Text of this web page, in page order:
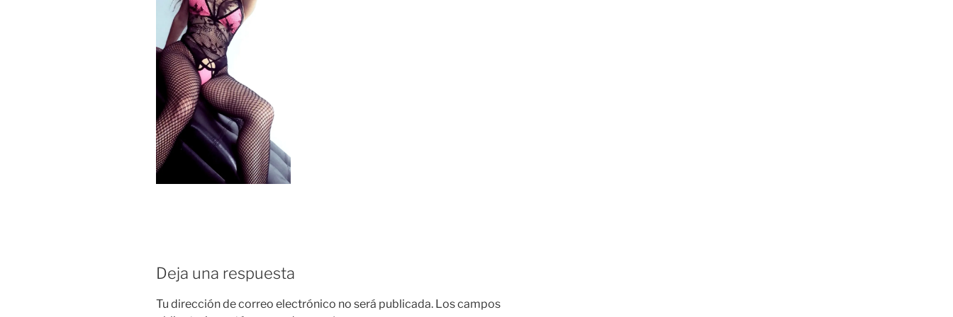
Deja una respuesta
Tu dirección de correo electrónico no será publicada. Los campos